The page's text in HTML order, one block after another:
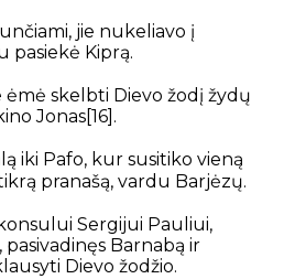
jie nukeliavo į
pasiekė Kiprą.
ėmė skelbti Dievo žodį žydų
Jonas [16] .
iki Pafo, kur susitiko vieną
pranašą, vardu Barjėzų.
Sergijui Pauliui,
Barnabą ir
Dievo žodžio.